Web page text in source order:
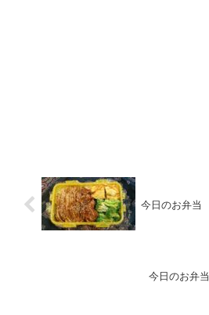
今日のお弁当
今日のお弁当